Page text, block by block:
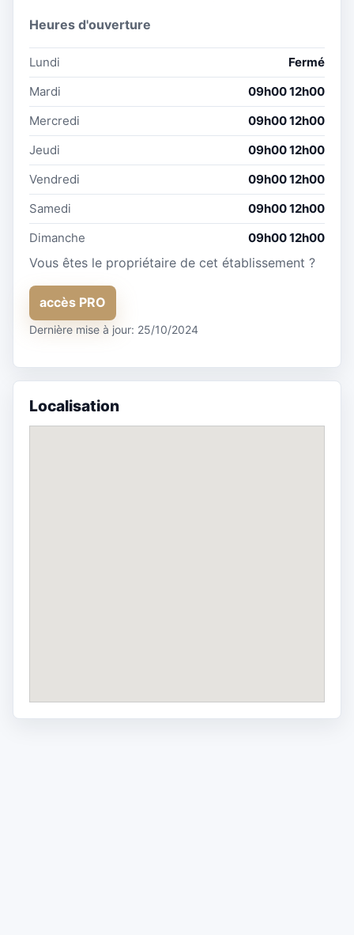
Heures d'ouverture
Lundi
Fermé
Mardi
09h00 12h00
Mercredi
09h00 12h00
Jeudi
09h00 12h00
Vendredi
09h00 12h00
Samedi
09h00 12h00
Dimanche
09h00 12h00
Vous êtes le propriétaire de cet établissement ?
accès PRO
Dernière mise à jour: 25/10/2024
Localisation